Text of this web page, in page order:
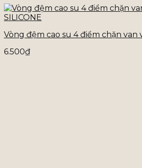
Vòng đệm cao su 4 điểm chặn van
6.500₫